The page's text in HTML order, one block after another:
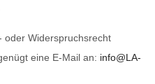
oder Widerspruchsrecht
eine E-Mail an: info@LA-